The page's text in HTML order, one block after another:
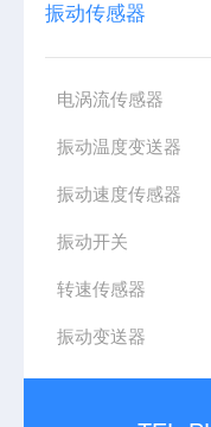
振动传感器
电涡流传感器
振动温度变送器
振动速度传感器
振动开关
转速传感器
振动变送器